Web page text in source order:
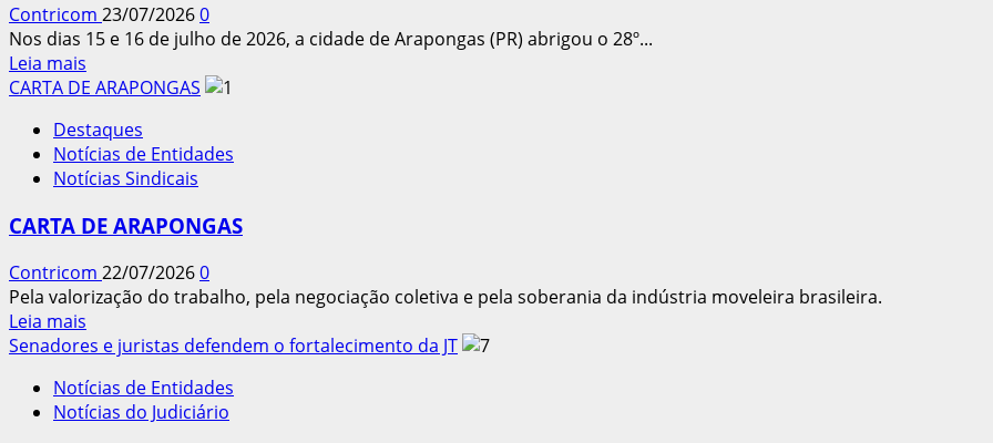
escala
6×1
Contricom 23/07/20260
Nos dias 15 e 16 de julho de 2026, a cidade de Arapongas (PR) abrigou o 28º...
Leia mais
mais
28º
ENCONTRO
DO
MOVELEIRO
A
LUTA
E
A
UNIÃO
DOS
TRABALHADORES
CARTA DE ARAPONGAS
Destaques
Notícias de Entidades
Notícias Sindicais
CARTA DE ARAPONGAS
Contricom 22/07/20260
Pela valorização do trabalho, pela negociação coletiva e pela soberania da indústria moveleira brasileira.
Leia mais
mais
CARTA
DE
Senadores e juristas defendem o fortalecimento da JT
Notícias de Entidades
Notícias do Judiciário